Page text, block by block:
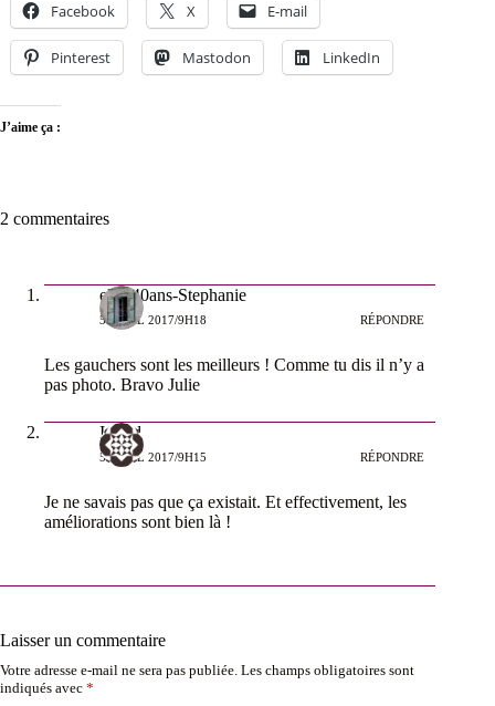
Facebook X E-mail
Pinterest Mastodon LinkedIn
J’aime ça :
2 commentaires
ellea40ans-Stephanie
5 AVRIL 2017/9H18 RÉPONDRE
Les gauchers sont les meilleurs ! Comme tu dis il n’y a
pas photo. Bravo Julie
Ingrid
5 AVRIL 2017/9H15 RÉPONDRE
Je ne savais pas que ça existait. Et effectivement, les
améliorations sont bien là !
Laisser un commentaire
Votre adresse e-mail ne sera pas publiée. Les champs obligatoires sont
indiqués avec *